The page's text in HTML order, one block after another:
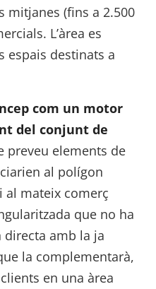
mitjanes (fins a 2.500
L’àrea es
espais destinats a
com un motor
del conjunt de
preveu elements de
al polígon
al mateix comerç
que no ha
directa amb la ja
la complementarà,
en una àrea